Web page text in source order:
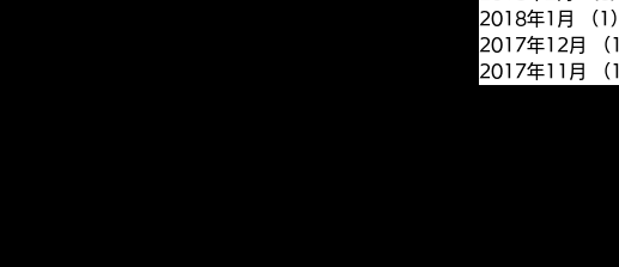
2018年1月
（1
2017年12月
2017年11月